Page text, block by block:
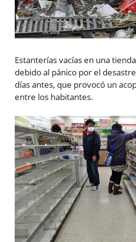
Estanterías vacías en una
debido al pánico por el
días antes, que provocó un
entre los habitantes.